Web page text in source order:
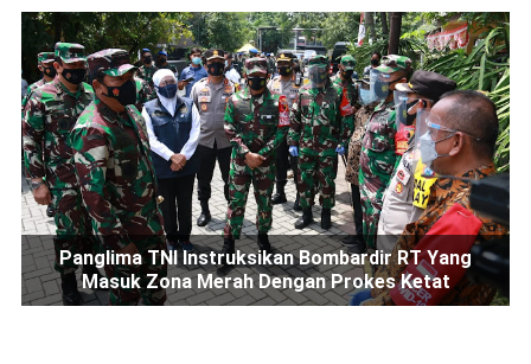
Panglima TNI Instruksikan Bombardir RT Yang
Masuk Zona Merah Dengan Prokes Ketat